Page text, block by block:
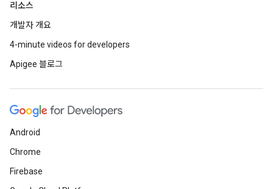
리소스
개발자 개요
4-minute videos for developers
Apigee 블로그
Android
Chrome
Firebase